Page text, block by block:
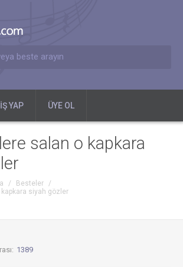
beste arayın
YAP ÜYE OL
salan o kapkara
/ Besteler
/
siyah gözler
1389